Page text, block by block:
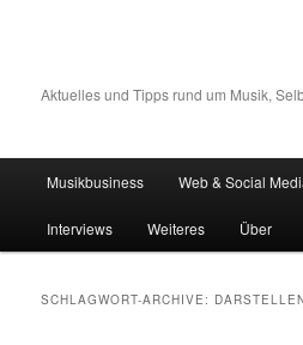
Aktuelles und Tipps rund um Musik,
Zum
Inhalt
Zum
sekundären
Musikbusiness Web & Social
Interviews Weiteres Über
SCHLAGWORT-ARCHIVE: